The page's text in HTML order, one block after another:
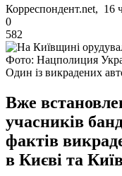
Корреспондент.net, 16
0
582
Фото: Нацполиция
Один із викрадених
Вже
учасників
фактів
в Києві та